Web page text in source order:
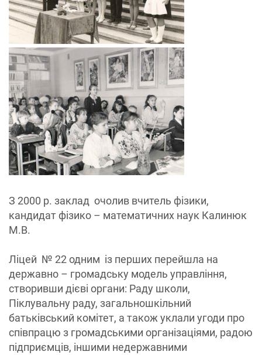
З 2000 р. заклад очолив вчитель фізики,
кандидат фізико – математичних наук Калинюк
М.В.
Ліцей № 22 одним із перших перейшла на
державно – громадську модель управління,
створивши дієві органи: Раду школи,
Піклувальну раду, загальношкільний
батьківський комітет, а також уклали угоди про
співпрацю з громадськими організаціями, радою
підприємців, іншими недержавними